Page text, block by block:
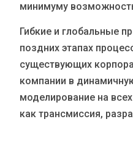
минимуму
Гибкие и глобальные
поздних этапах
существующих
компании в
моделирование на
как трансмиссия,